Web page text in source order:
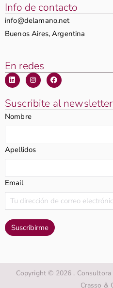
Info de contacto
info@delamano.net
Buenos Aires, Argentina
En redes
Suscribite al newsletter
Nombre
Apellidos
Email
Copyright © 2026 . Consultora
Crasso &